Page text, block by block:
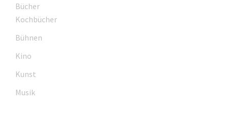
Bücher
Kochbücher
Bühnen
Kino
Kunst
Musik